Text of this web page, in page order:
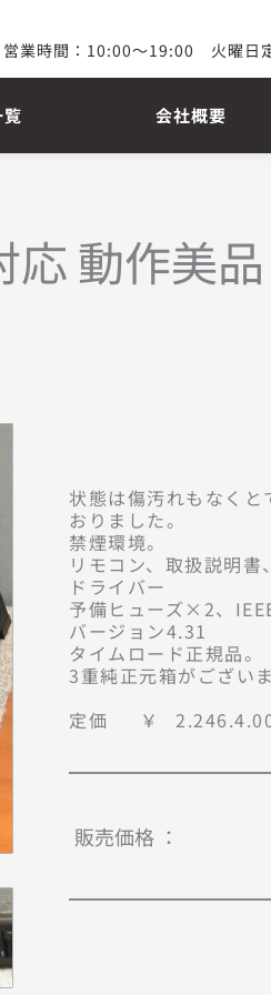
営業時間：10:00～19:00　火曜日
会社概要
応 動作美
状態は傷汚れもなくと
おりました。
禁煙環境。
リモコン、取扱説明書
ドライバー
予備ヒューズ×2、
バージョン4.31
タイムロード正規品。
3重純正元箱がござい
販売価格 ：